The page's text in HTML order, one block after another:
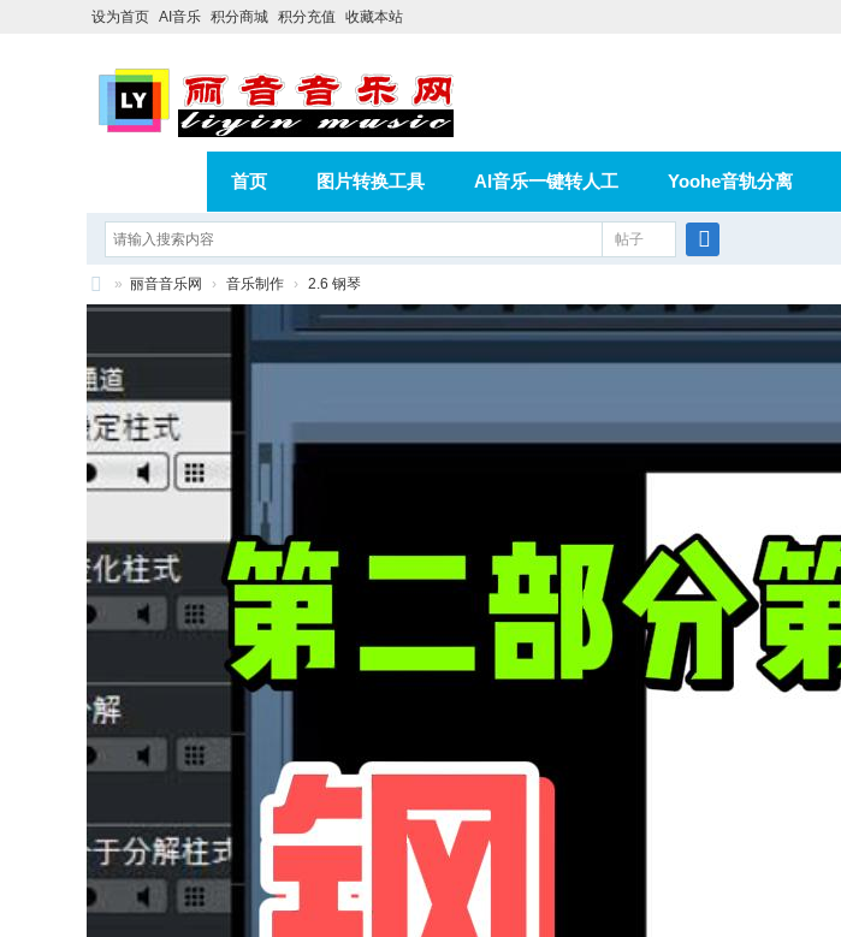
设为首页 AI音乐 积分商城 积分充值 收藏本站
首页 图片转换工具 AI音乐一键转人工 Yoohe音轨分离
在线论坛
相册 分享 记录
帖子
索
» 丽音音乐网 › 音乐制作 › 2.6 钢琴